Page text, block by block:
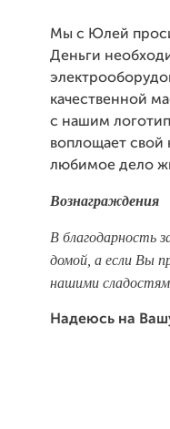
Мы с Юлей
Деньги
качественной
с нашим
воплощает
любимое дело
Вознаграждения
В благодарность
домой, а если Вы
нашими
Надеюсь на